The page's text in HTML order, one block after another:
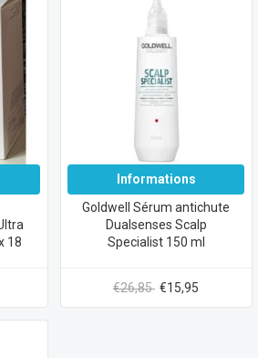
18
Informations
Goldwell Sérum antichute
Dualsenses Scalp
Specialist 150 ml
€26,85 €15,95